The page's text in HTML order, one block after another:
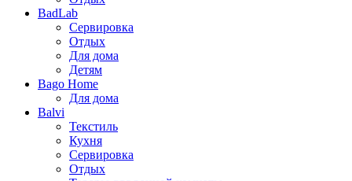
BadLab
Сервировка
Отдых
Для дома
Детям
Bago Home
Для дома
Balvi
Текстиль
Кухня
Сервировка
Отдых